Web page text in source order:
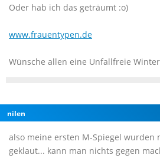
Oder hab ich das geträumt :o)
www.frauentypen.de
Wünsche allen eine Unfallfreie
nilen
also meine ersten M-Spiegel wurden
geklaut... kann man nichts gegen